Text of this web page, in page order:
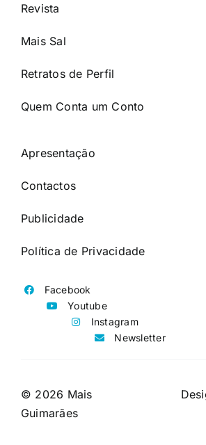
Revista
Mais Sal
Retratos de Perfil
Quem Conta um Conto
Apresentação
Contactos
Publicidade
Política de Privacidade
Facebook
Youtube
Instagram
Newsletter
© 2026 Mais
Guimarães